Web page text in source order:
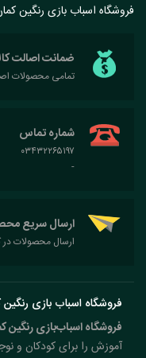
فروشگاه اسباب بازی رنگین
ضمانت اصالت
تمامی محصولات
شماره تماس
۰۳۴۳۲۲۶۵۱۹۷
-
ارسال سریع
ارسال محصولات در
فروشگاه اسباب بازی
فروشگاه اسباب‌بازی رنگین
آموزش را برای کودکان و